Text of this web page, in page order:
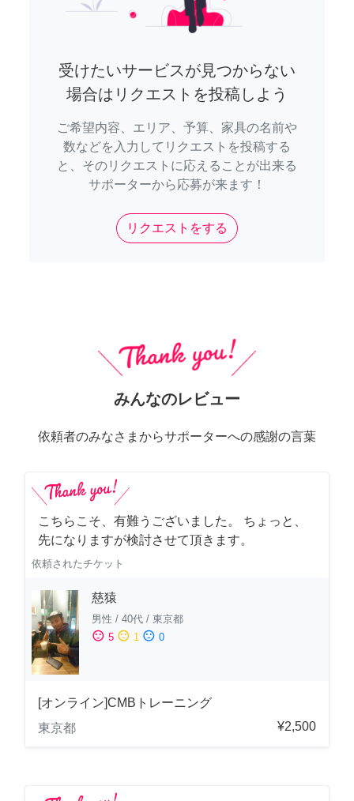
受けたいサービスが見つからない
場合はリクエストを投稿しよう
ご希望内容、エリア、予算、家具の名前や
数などを入力してリクエストを投稿する
と、そのリクエストに応えることが出来る
サポーターから応募が来ます！
リクエストをする
みんなのレビュー
依頼者のみなさまからサポーターへの感謝の言葉
こちらこそ、有難うございました。 ちょっと、
先になりますが検討させて頂きます。
依頼されたチケット
慈猿
男性 / 40代 / 東京都
sentiment_satisfied 5 sentiment_neutral 1 sentiment_dissatisfied 0
[オンライン]CMBトレーニング
東京都
¥2,500